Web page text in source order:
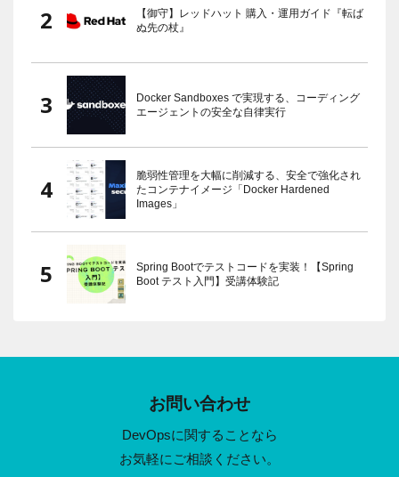
【御守】レッドハット 購入・運用ガイド『転ば
ぬ先の杖』
Docker Sandboxes で実現する、コーディング
エージェントの安全な自律実行
脆弱性管理を大幅に削減する、安全で強化され
たコンテナイメージ「Docker Hardened
Images」
Spring Bootでテストコードを実装！【Spring
Boot テスト入門】受講体験記
お問い合わせ
DevOpsに関することなら
お気軽にご相談ください。